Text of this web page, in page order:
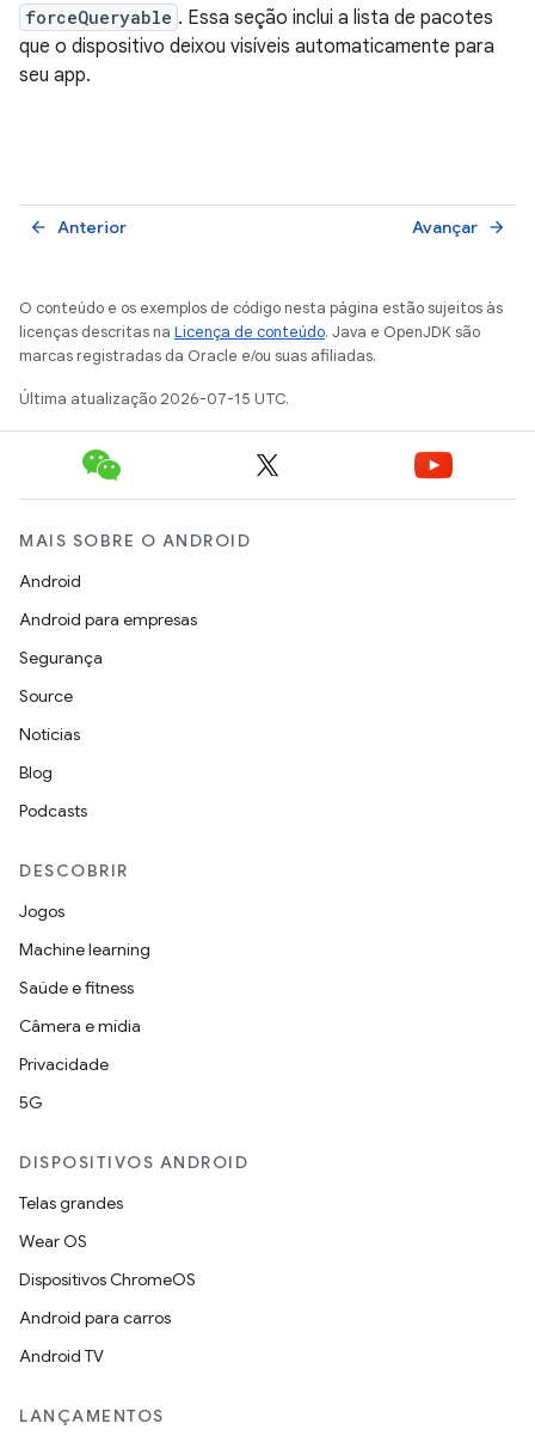
forceQueryable . Essa seção inclui a lista de pacotes
que o dispositivo deixou visíveis automaticamente para
seu app.
Anterior
arrow_back Avançar arrow_forward
O conteúdo e os exemplos de código nesta página estão sujeitos às
licenças descritas na Licença de conteúdo. Java e OpenJDK são
marcas registradas da Oracle e/ou suas afiliadas.
Última atualização 2026-07-15 UTC.
MAIS SOBRE O ANDROID
Android
Android para empresas
Segurança
Source
Notícias
Blog
Podcasts
DESCOBRIR
Jogos
Machine learning
Saúde e fitness
Câmera e mídia
Privacidade
5G
DISPOSITIVOS ANDROID
Telas grandes
Wear OS
Dispositivos ChromeOS
Android para carros
Android TV
LANÇAMENTOS